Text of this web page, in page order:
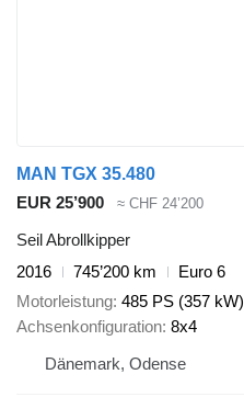
MAN TGX 35.480
EUR 25’900
≈ CHF 24’200
Seil Abrollkipper
2016
745’200 km
Euro 6
Motorleistung 485 PS (357 kW)
Achsenkonfiguration 8x4
Dänemark, Odense